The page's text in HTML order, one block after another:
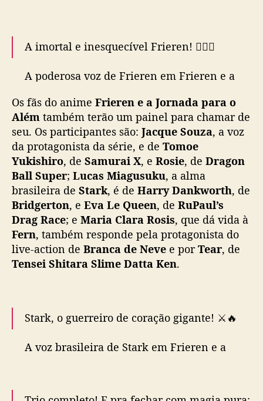
A imortal e inesquecível Frieren! 🧝‍♀️✨
A poderosa voz de Frieren em Frieren e a
que estará com a gente no Anime Friends
2025!
Jacque é atriz, dubladora, produtora e
radialista. Além da elfa milenar, você pode
ouvi-la como Marina Thompson…
pic.twitter.com/aomLk5CKTS
— Anime Friends (@animefriends)June 4,
2025
Os fãs do anime Frieren e a Jornada para o
Além também terão um painel para chamar de
seu. Os participantes são: Jacque Souza, a voz
da protagonista da série, e de Tomoe
Yukishiro, de Samurai X, e Rosie, de Dragon
Ball Super; Lucas Miagusuku, a alma
brasileira de Stark, é de Harry Dankworth, de
Bridgerton, e Eva Le Queen, de RuPaul’s
Drag Race; e Maria Clara Rosis, que dá vida à
Fern, também responde pela protagonista do
live-action de Branca de Neve e porTear, de
Tensei Shitara Slime Datta Ken.
Stark, o guerreiro de coração gigante! ⚔️🔥
A voz brasileira de Stark em Frieren e a